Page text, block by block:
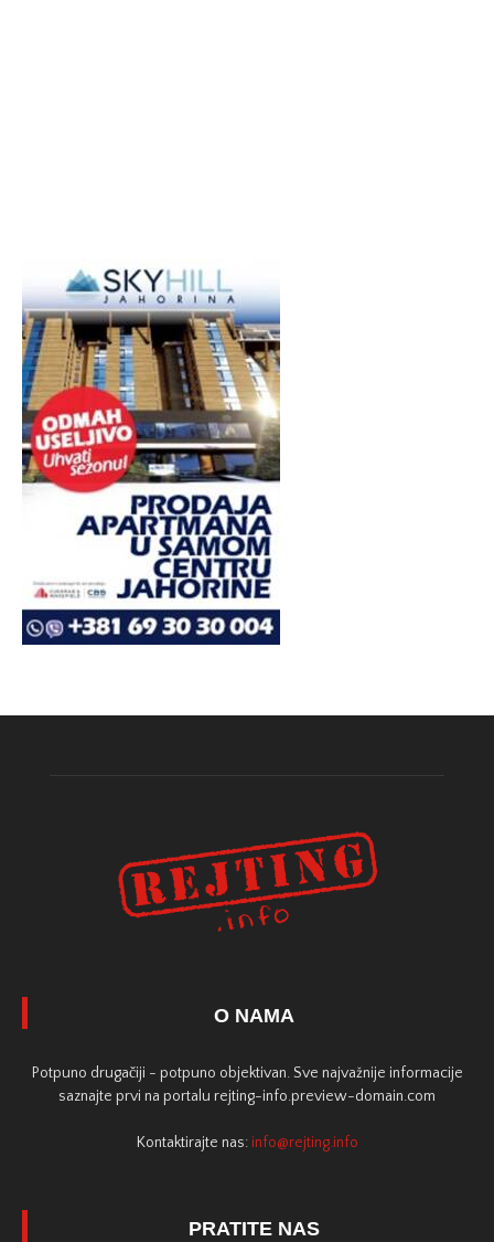
O NAMA
Potpuno drugačiji - potpuno objektivan. Sve najvažnije informacije
saznajte prvi na portalu rejting-info.preview-domain.com
Kontaktirajte nas: info@rejting.info
PRATITE NAS